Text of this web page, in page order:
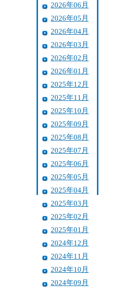
2026年06月
2026年05月
2026年04月
2026年03月
2026年02月
2026年01月
2025年12月
2025年11月
2025年10月
2025年09月
2025年08月
2025年07月
2025年06月
2025年05月
2025年04月
2025年03月
2025年02月
2025年01月
2024年12月
2024年11月
2024年10月
2024年09月